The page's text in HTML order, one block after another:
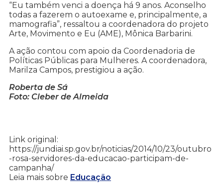
“Eu também venci a doença há 9 anos. Aconselho
todas a fazerem o autoexame e, principalmente, a
mamografia”, ressaltou a coordenadora do projeto
Arte, Movimento e Eu (AME), Mônica Barbarini.
A ação contou com apoio da Coordenadoria de
Políticas Públicas para Mulheres. A coordenadora,
Marilza Campos, prestigiou a ação.
Roberta de Sá
Foto: Cleber de Almeida
Link original:
https://jundiai.sp.gov.br/noticias/2014/10/23/outubro
-rosa-servidores-da-educacao-participam-de-
campanha/
Leia mais sobre Educação